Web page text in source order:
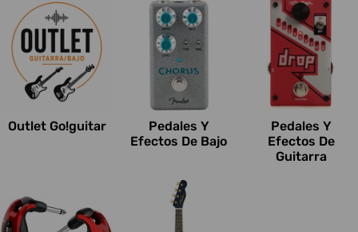
Outlet Go!guitar
Pedales Y
Efectos De Bajo
Pedales Y
Efectos De
Guitarra